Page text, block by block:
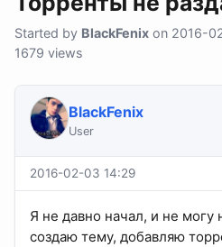
Started by BlackFenix on 2016-
1679 views
BlackFenix
User
2016-02-03 14:29
Я не давно начал, и не могу
создаю тему, добавляю